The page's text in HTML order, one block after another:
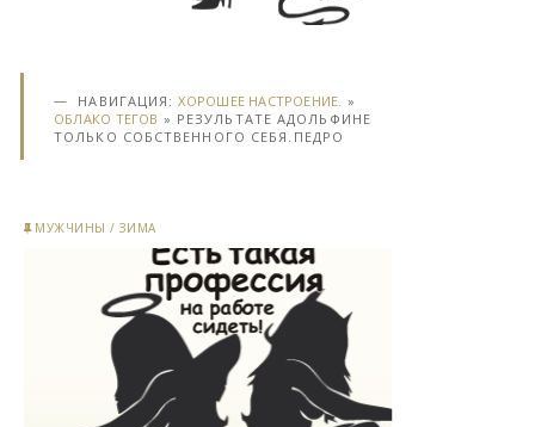
НАВИГАЦИЯ:ХОРОШЕЕ НАСТРОЕНИЕ. »
ОБЛАКО ТЕГОВ » РЕЗУЛЬТАТЕ АДОЛЬФИНЕ
ТОЛЬКО СОБСТВЕННОГО СЕБЯ.ПЕДРО
МУЖЧИНЫ / ЗИМА